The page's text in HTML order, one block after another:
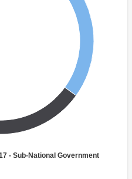
- Sub-National Government